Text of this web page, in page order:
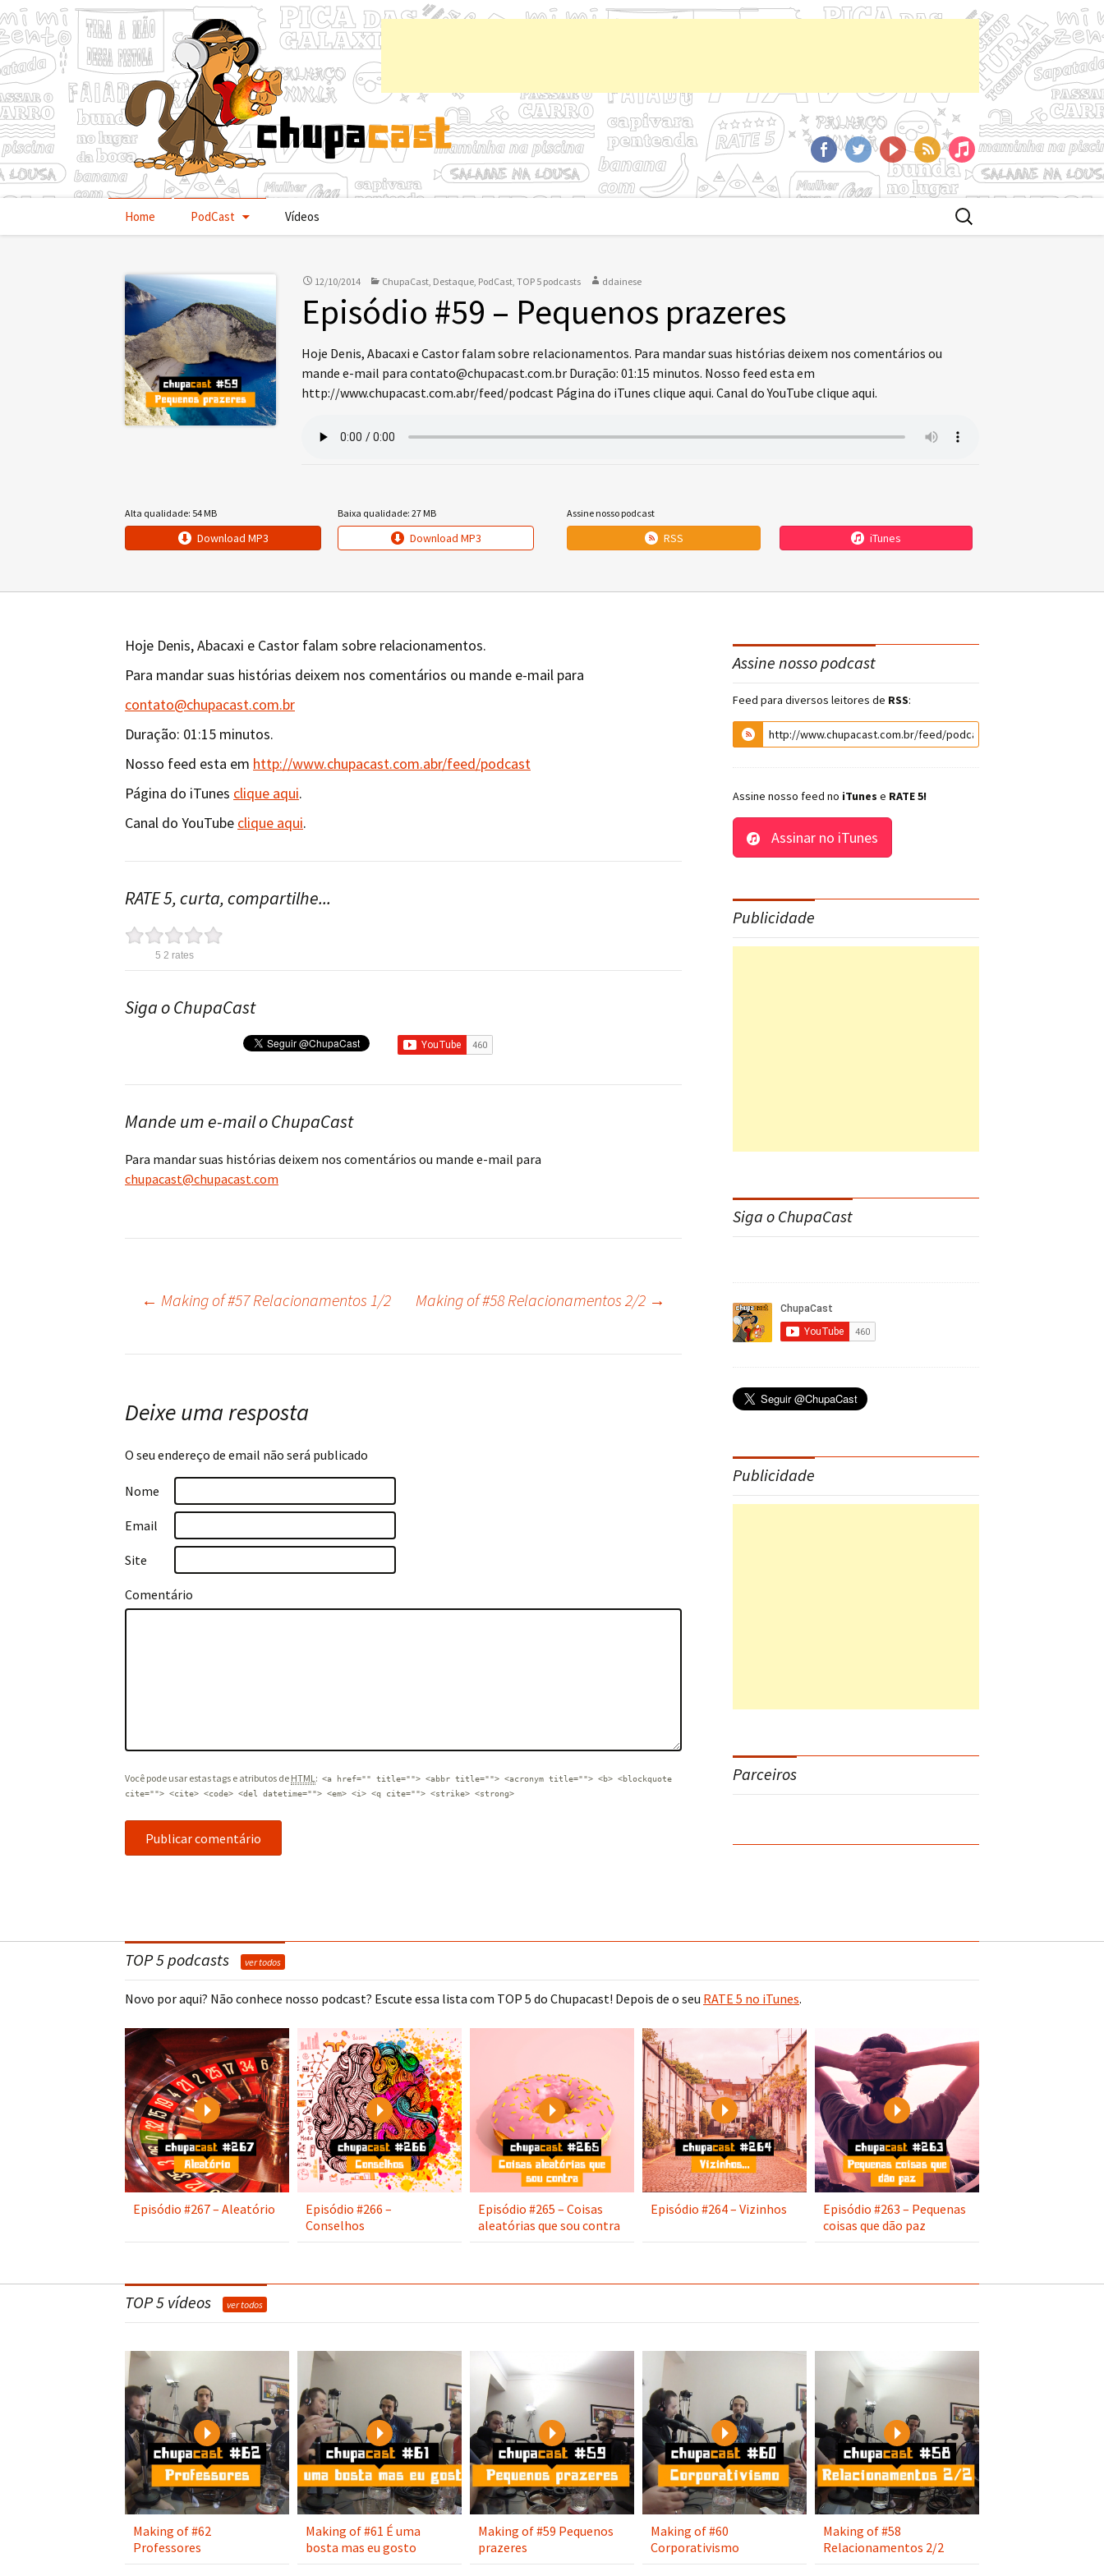
FacebookTwitterYoutTubeRSS iTunes
PularHome PodCast Vídeos
Buscar
por:
12/10/2014 ChupaCast, Destaque, PodCast, TOP 5 podcasts ddainese
Episódio #59 – Pequenos prazeres
Hoje Denis, Abacaxi e Castor falam sobre relacionamentos. Para mandar suas histórias deixem nos comentários ou
mande e-mail para contato@chupacast.com.br Duração: 01:15 minutos. Nosso feed esta em
http://www.chupacast.com.abr/feed/podcast Página do iTunes clique aqui. Canal do YouTube clique aqui.
Alta qualidade: 54 MB
Download MP3
Baixa qualidade: 27 MB
Download MP3
Assine nosso podcast
RSS iTunes
Hoje Denis, Abacaxi e Castor falam sobre relacionamentos.
Para mandar suas histórias deixem nos comentários ou mande e-mail para
contato@chupacast.com.br
Duração: 01:15 minutos.
Nosso feed esta em http://www.chupacast.com.abr/feed/podcast
Página do iTunes clique aqui.
Canal do YouTube clique aqui.
RATE 5, curta, compartilhe...
5 2 rates
Siga o ChupaCast
Mande um e-mail o ChupaCast
Para mandar suas histórias deixem nos comentários ou mande e-mail para
chupacast@chupacast.com
Navegação
do
post
← Making of #57 Relacionamentos 1/2 Making of #58 Relacionamentos 2/2 →
Deixe uma resposta
O seu endereço de email não será publicado
Nome
Email
Site
Comentário
Você pode usar estas tags e atributos de HTML: <a href="" title=""> <abbr title=""> <acronym title=""> <b> <blockquote
cite=""> <cite> <code> <del datetime=""> <em> <i> <q cite=""> <strike> <strong>
Assine nosso podcast
Feed para diversos leitores de RSS:
Assine nosso feed no iTunes e RATE 5!
Assinar no iTunes
Publicidade
Siga o ChupaCast
Publicidade
Parceiros
TOP 5 podcasts ver todos
Novo por aqui? Não conhece nosso podcast? Escute essa lista com TOP 5 do Chupacast! Depois de o seu RATE 5 no iTunes.
Play
Episódio #267 – Aleatório
Play
Episódio #266 –
Conselhos
Play
Episódio #265 – Coisas
aleatórias que sou contra
Play
Episódio #264 – Vizinhos
Play
Episódio #263 – Pequenas
coisas que dão paz
TOP 5 vídeos ver todos
Play
Making of #62
Professores
Play
Making of #61 É uma
bosta mas eu gosto
Play
Making of #59 Pequenos
prazeres
Play
Making of #60
Corporativismo
Play
Making of #58
Relacionamentos 2/2